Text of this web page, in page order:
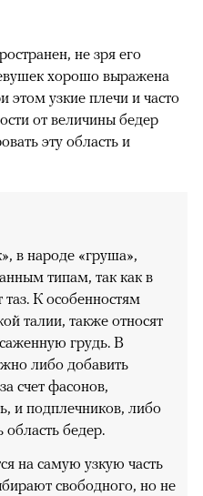
не зря его
хорошо выражена
этом узкие плечи и часто
от величины бедер
эту область и
в народе «груша»,
типам, так как в
К особенностям
талии, также относят
грудь. В
либо добавить
счет фасонов,
и подплечников, либо
область бедер.
на самую узкую часть
свободного, но не